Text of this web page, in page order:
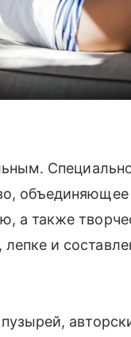
объединяющее
а также
и